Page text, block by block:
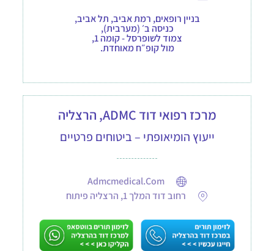
בניין רופאים, רמת אביב, תל אביב,
כניסה ב׳ (מערבית),
צמוד לשופרסל - קומה 1,
מול קופ״ח מאוחדת.
מרכז רפואי דוד ADMC, הרצליה
ייעוץ הומיאופתי – ביטוחים פרטיים
Admcmedical.com
רחוב דוד המלך 1, הרצליה פיתוח